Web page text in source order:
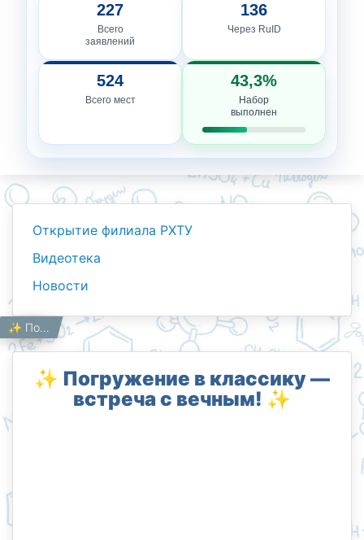
227
Всего
заявлений
136
Через RuID
524
Всего мест
43,3%
Набор
выполнен
Открытие филиала РХТУ
Видеотека
Новости
Главная
Работникам
Новости ✨ Погружение в классику — встреча с вечным! ✨
✨ Погружение в классику —
встреча с вечным! ✨